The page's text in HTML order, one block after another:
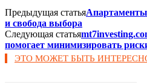
Предыдущая статья
и свобода выбора
Следующая статья
помогает минимизировать
ЭТО МОЖЕТ БЫТЬ